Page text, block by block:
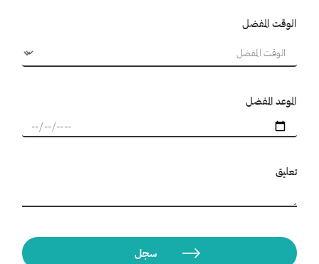
الوقت المفضل
الموعد المفضل
تعليق